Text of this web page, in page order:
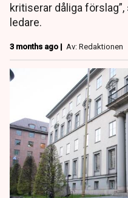
kritiserar dåliga
ledare.
3 months ago | Av: Redaktionen